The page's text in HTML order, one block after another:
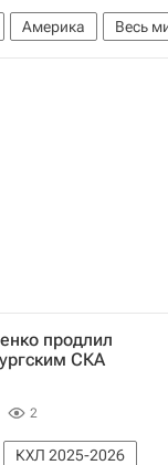
Америка
Весь
Массачусетс
продлил
СКА
2
КХЛ 2025-2026